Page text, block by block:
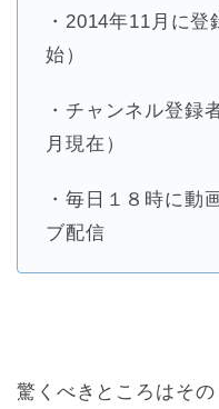
・2014年11月に
始）
・チャンネル登録
月現在）
・毎日１８時に動
ブ配信
驚くべきところはその